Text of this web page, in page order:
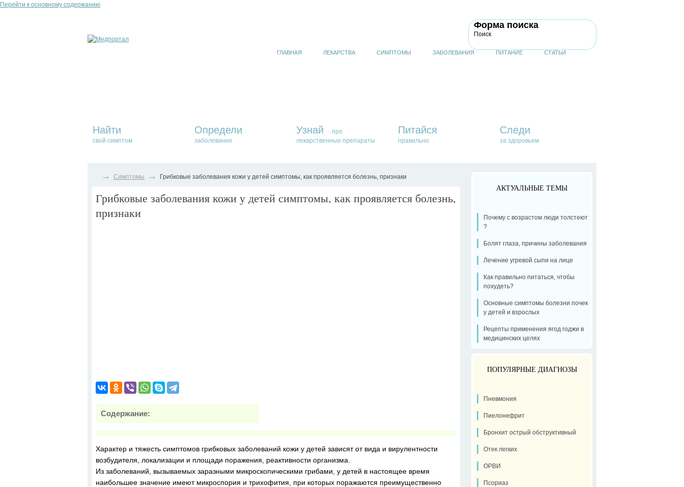
Перейти к основному содержанию
Форма поиска
Поиск
ГЛАВНАЯ ЛЕКАРСТВА СИМПТОМЫ ЗАБОЛЕВАНИЯ ПИТАНИЕ СТАТЬИ
Найти
свой симптом
Определи
заболевание
Узнай
про
лекарственные препараты
Питайся
правильно
Следи
за здоровьем
→ Симптомы → Грибковые заболевания кожи у детей симптомы, как проявляется болезнь, признаки
Грибковые заболевания кожи у детей симптомы, как проявляется болезнь,
признаки
Содержание:
Характер и тяжесть симптомов грибковых заболеваний кожи у детей зависят от вида и вирулентности
возбудителя, локализации и площади поражения, реактивности организма.
Из заболеваний, вызываемых заразными микроскопическими грибами, у детей в настоящее время
наибольшее значение имеют микроспория и трихофития, при которых поражаются преимущественно
АКТУАЛЬНЫЕ ТЕМЫ
Почему с возрастом люди толстеют
?
Болят глаза, причины заболевания
Лечение угревой сыпи на лице
Как правильно питаться, чтобы
похудеть?
Основные симптомы болезни почек
у детей и взрослых
Рецепты применения ягод годжи в
медицинских целях
ПОПУЛЯРНЫЕ ДИАГНОЗЫ
Пневмония
Пиелонефрит
Бронхит острый обструктивный
Отек легких
ОРВИ
Псориаз